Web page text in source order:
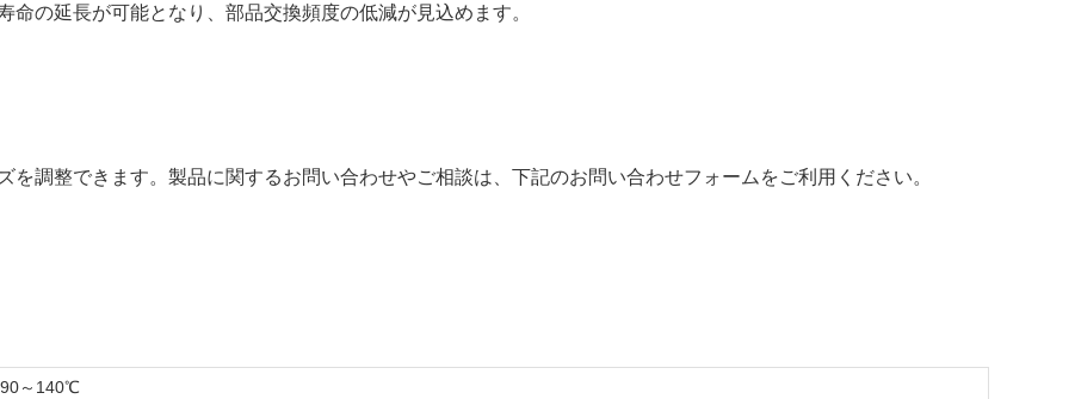
の延長が可能となり、部品交換頻度の低減が見込めます。
調整できます。製品に関するお問い合わせやご相談は、下記のお問い合わせフォームをご利用ください。
90～140℃